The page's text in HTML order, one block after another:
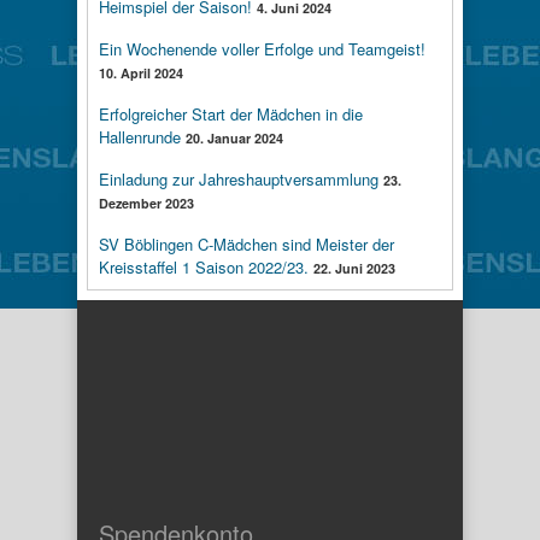
Heimspiel der Saison! 4. Juni 2024
Ein Wochenende voller Erfolge und Teamgeist!
10. April 2024
Erfolgreicher Start der Mädchen in die
Hallenrunde 20. Januar 2024
Einladung zur Jahreshauptversammlung 23.
Dezember 2023
SV Böblingen C-Mädchen sind Meister der
Kreisstaffel 1 Saison 2022/23. 22. Juni 2023